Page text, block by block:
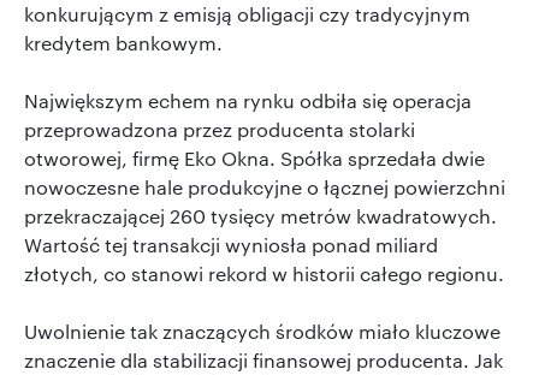
konkurującym z emisją obligacji czy tradycyjnym
kredytem bankowym.
Największym echem na rynku odbiła się operacja
przeprowadzona przez producenta stolarki
otworowej, firmę Eko Okna. Spółka sprzedała dwie
nowoczesne hale produkcyjne o łącznej powierzchni
przekraczającej 260 tysięcy metrów kwadratowych.
Wartość tej transakcji wyniosła ponad miliard
złotych, co stanowi rekord w historii całego regionu.
Uwolnienie tak znaczących środków miało kluczowe
znaczenie dla stabilizacji finansowej producenta. Jak